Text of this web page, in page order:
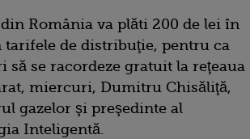
România va plăti 200 de lei în
tarifele de distribuţie, pentru ca
să se racordeze gratuit la reţeaua
miercuri, Dumitru Chisăliţă,
gazelor şi preşedinte al
Inteligentă.